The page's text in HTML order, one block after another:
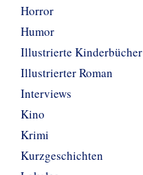
Horror
Humor
Illustrierte Kinderbücher
Illustrierter Roman
Interviews
Kino
Krimi
Kurzgeschichten